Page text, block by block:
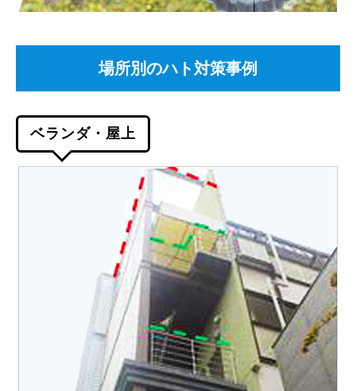
場所別のハト対策事例
ベランダ・屋上